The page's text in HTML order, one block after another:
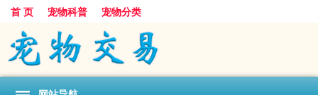
首 页 宠物科普 宠物分类